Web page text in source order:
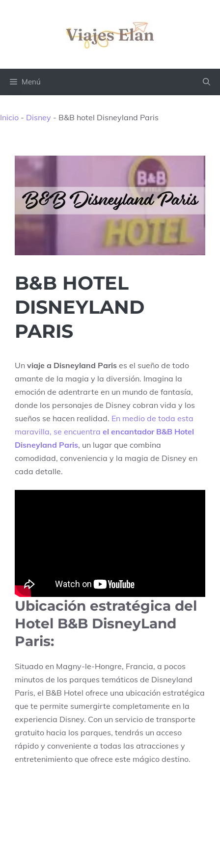
Menú
Inicio - Disney - B&B hotel Disneyland Paris
B&B HOTEL
DISNEYLAND
PARIS
Un viaje a Disneyland Paris es el sueño de todo
amante de la magia y la diversión. Imagina la
emoción de adentrarte en un mundo de fantasía,
donde los personajes de Disney cobran vida y los
sueños se hacen realidad. En medio de toda esta
maravilla, se encuentra el encantador B&B Hotel
Disneyland Paris, un lugar que combina
comodidad, conveniencia y la magia de Disney en
cada detalle.
Ubicación estratégica del
Hotel B&B DisneyLand
Paris:
Situado en Magny-le-Hongre, Francia, a pocos
minutos de los parques temáticos de Disneyland
Paris, el B&B Hotel ofrece una ubicación estratégica
que te permite sumergirte completamente en la
experiencia Disney. Con un servicio de transporte
gratuito hacia los parques, tendrás un acceso
rápido y conveniente a todas las atracciones y
entretenimiento que ofrece este mágico destino.